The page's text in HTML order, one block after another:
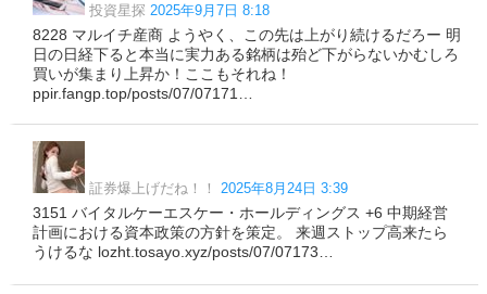
投資星探 2025年9月7日 8:18
8228 マルイチ産商 ようやく、この先は上がり続けるだろー 明
日の日経下ると本当に実力ある銘柄は殆ど下がらないかむしろ
買いが集まり上昇か！ここもそれね！
ppir.fangp.top/posts/07/07171…
証券爆上げだね！！ 2025年8月24日 3:39
3151 バイタルケーエスケー・ホールディングス +6 中期経営
計画における資本政策の方針を策定。 来週ストップ高来たら
うけるな lozht.tosayo.xyz/posts/07/07173…